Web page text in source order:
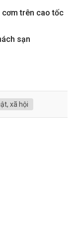
trên cao tốc
sạn
xã hội